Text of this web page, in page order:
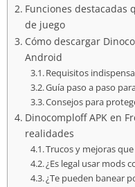
Funciones destacadas
de juego
Cómo descargar
Android
Requisitos
Guía paso a paso
Consejos para
Dinocomploff APK en
realidades
Trucos y mejoras
¿Es legal usar mods
¿Te pueden banear